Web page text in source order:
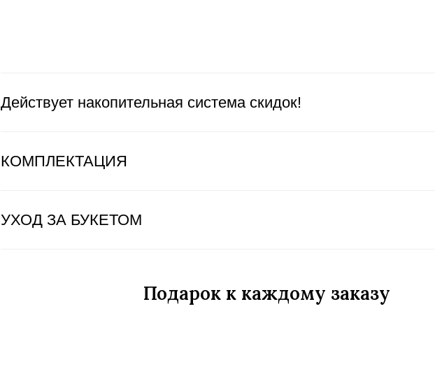
Действует накопительная система скидок!
КОМПЛЕКТАЦИЯ
УХОД ЗА БУКЕТОМ
Подарок к каждому заказу